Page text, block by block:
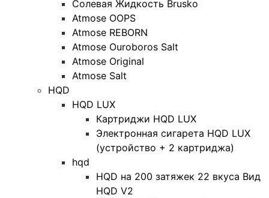
Солевая Жидкость Brusko
Atmose OOPS
Atmose REBORN
Atmose Ouroboros Salt
Atmose Original
Atmose Salt
HQD
HQD LUX
Картриджи HQD LUX
Электронная сигарета HQD LUX
(устройство + 2 картриджа)
hqd
HQD на 200 затяжек 22 вкуса Вид
HQD V2